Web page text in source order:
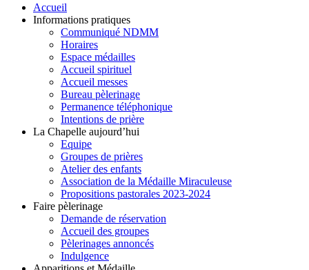
Accueil
Informations pratiques
Communiqué NDMM
Horaires
Espace médailles
Accueil spirituel
Accueil messes
Bureau pèlerinage
Permanence téléphonique
Intentions de prière
La Chapelle aujourd’hui
Equipe
Groupes de prières
Atelier des enfants
Association de la Médaille Miraculeuse
Propositions pastorales 2023-2024
Faire pèlerinage
Demande de réservation
Accueil des groupes
Pèlerinages annoncés
Indulgence